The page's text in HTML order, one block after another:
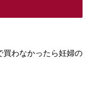
買わなかったら妊婦の